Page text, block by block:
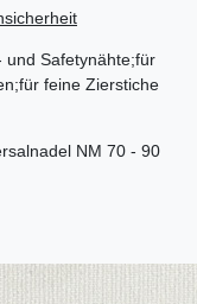
und Safetynähte;für
feine Zierstiche
NM 70 - 90